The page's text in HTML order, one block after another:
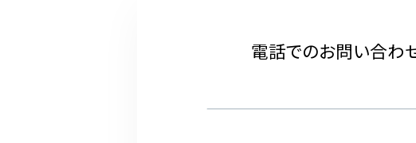
電話でのお問い合わ